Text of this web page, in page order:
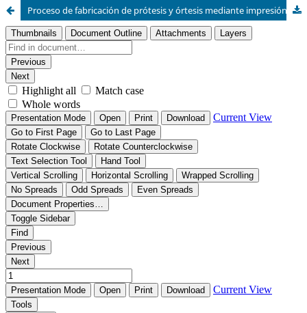
Proceso de fabricación de prótesis y órtesis mediante impresión 3D con materiales plásticos reciclados.